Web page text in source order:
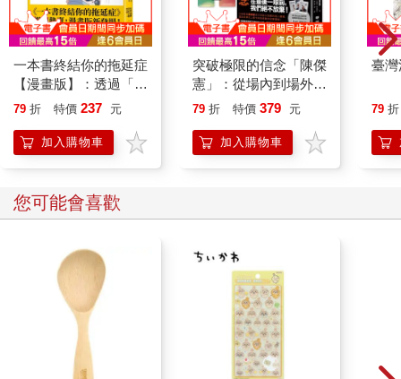
一本書終結你的拖延症
【漫畫版】：透過「小
行動」打開大腦的行動
「行動派」的37個科
學方法
79 折 特價 237 元
加入購物車
突破極限的信念「陳傑
憲」：從場內到場外，
台灣隊長全力以赴的堅
「日常私服小卡組」）
79 折 特價 379 元
加入購物車
臺
79 折
您可能會喜歡